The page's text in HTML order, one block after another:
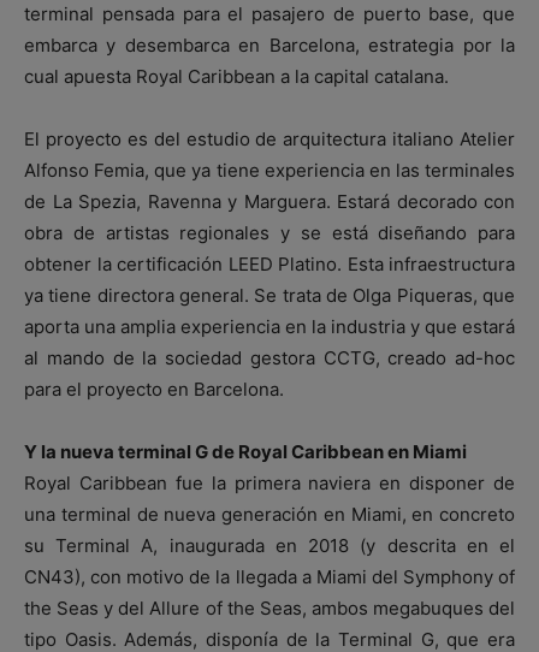
terminal pensada para el pasajero de puerto base, que
embarca y desembarca en Barcelona, estrategia por la
cual apuesta Royal Caribbean a la capital catalana.
El proyecto es del estudio de arquitectura italiano Atelier
Alfonso Femia, que ya tiene experiencia en las terminales
de La Spezia, Ravenna y Marguera. Estará decorado con
obra de artistas regionales y se está diseñando para
obtener la certificación LEED Platino. Esta infraestructura
ya tiene directora general. Se trata de Olga Piqueras, que
aporta una amplia experiencia en la industria y que estará
al mando de la sociedad gestora CCTG, creado ad-hoc
para el proyecto en Barcelona.
Y la nueva terminal G de Royal Caribbean en Miami
Royal Caribbean fue la primera naviera en disponer de
una terminal de nueva generación en Miami, en concreto
su Terminal A, inaugurada en 2018 (y descrita en el
CN43), con motivo de la llegada a Miami del Symphony of
the Seas y del Allure of the Seas, ambos megabuques del
tipo Oasis. Además, disponía de la Terminal G, que era